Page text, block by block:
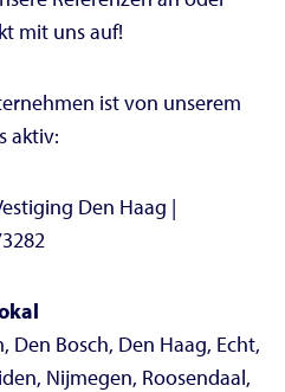
mit uns auf!
ist von unserem
aktiv:
Den Haag |
Den Bosch, Den Haag, Echt,
Nijmegen, Roosendaal,